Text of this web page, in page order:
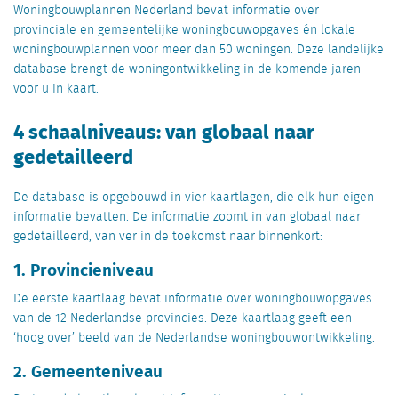
Woningbouwplannen Nederland bevat informatie over
provinciale en gemeentelijke woningbouwopgaves én lokale
woningbouwplannen voor meer dan 50 woningen. Deze landelijke
database brengt de woningontwikkeling in de komende jaren
voor u in kaart.
4 schaalniveaus: van globaal naar
gedetailleerd
De database is opgebouwd in vier kaartlagen, die elk hun eigen
informatie bevatten. De informatie zoomt in van globaal naar
gedetailleerd, van ver in de toekomst naar binnenkort:
1. Provincieniveau
De eerste kaartlaag bevat informatie over woningbouwopgaves
van de 12 Nederlandse provincies. Deze kaartlaag geeft een
‘hoog over’ beeld van de Nederlandse woningbouwontwikkeling.
2. Gemeenteniveau